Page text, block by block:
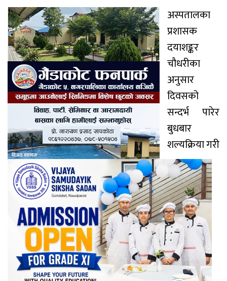
अस्पतालका
प्रशासक
दयाशङ्कर
चौधरीका
अनुसार
दिवसको
सन्दर्भ पारेर
बुधबार
शल्यक्रिया गरी